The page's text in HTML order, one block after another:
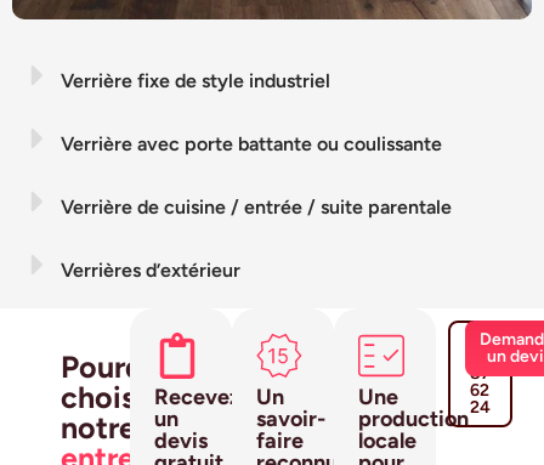
Verrière fixe de style industriel
Verrière avec porte battante ou coulissante
Verrière de cuisine / entrée / suite parentale
Verrières d’extérieur
Pourquoi
choisir
notre
Recevez
un
devis
Un
savoir-
faire
Une
production
locale
03
26
87
62
24
un